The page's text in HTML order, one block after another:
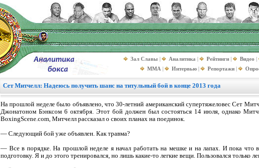
Зал Славы | Аналитика | Рейтинги | Видео |
MMA | Интервью | Репортажи |
Сет Митчелл: Надеюсь получить шанс на титульный бой в конце 2013 года
На прошлой неделе было объявлено, что 30-летний американский супертяжеловес Сет
Джонатоном Бэнксом 6 октября. Этот бой должен был состояться 14 июля, однако
BoxingScene.com, Митчелл рассказал о своих планах на поединок.
— Следующий бой уже объявлен. Как травма?
— Все в порядке. На прошлой неделе я начал работать на мешке и на лапах. И пока что
подготовку. Я и до этого тренировался, но лишь какие-то легкие вещи. Пользовался только